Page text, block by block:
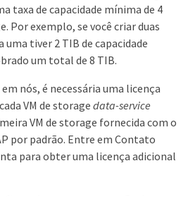
taxa de capacidade mínima de 4
Por exemplo, se você criar duas
uma tiver 2 TIB de capacidade
um total de 8 TIB.
em nós, é necessária uma licença
VM de storage data-service
VM de storage fornecida com o
por padrão. Entre em Contato
para obter uma licença adicional